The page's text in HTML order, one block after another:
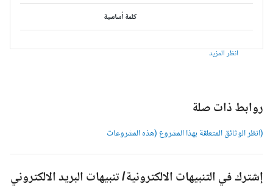
كلمة أساسية
انظر المزيد
روابط ذات صلة
(انظر الوثائق المتعلقة بهذا المشروع (هذه المشروعات
إشترك في التنبيهات الالكترونية/ تنبيهات البريد الالكتروني